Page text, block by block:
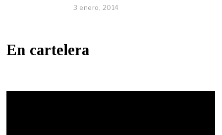
3 enero, 2014
En cartelera